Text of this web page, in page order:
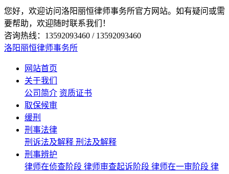
您好，欢迎访问洛阳丽恒律师事务所官方网站。如有疑问或需
要帮助，欢迎随时联系我们！
咨询热线：13592093460 / 13592093460
洛阳丽恒律师事务所
网站首页
关于我们
公司简介 资质证书
取保候审
缓刑
刑事法律
刑诉法及解释 刑法及解释
刑事辨护
律师在侦查阶段 律师审查起诉阶段 律师在一审阶段 律